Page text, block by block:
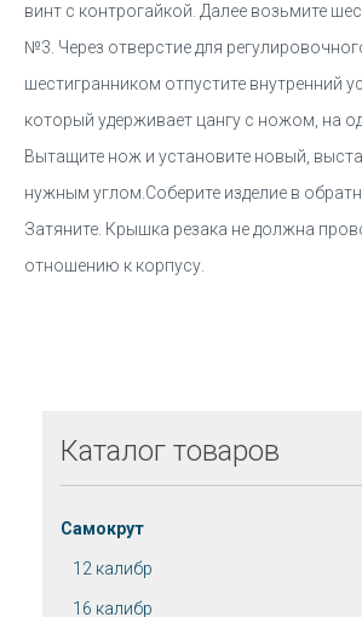
винт с контрогайкой. Далее возьмите
№3. Через отверстие для
шестигранником отпустите внутренний
который удерживает цангу с ножом, на
Вытащите нож и установите новый,
нужным углом.Соберите изделие в
Затяните. Крышка резака не должна
отношению к корпусу.
Каталог товаров
Самокрут
12 калибр
16 калибр